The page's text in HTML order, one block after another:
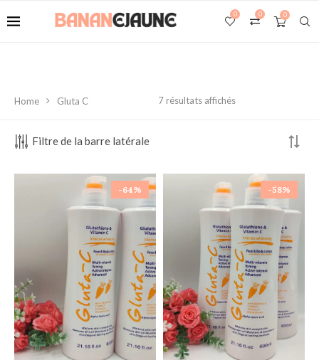
0
0
0
Home Gluta C 7 résultats affichés
Filtre de la barre latérale
-64% -58%